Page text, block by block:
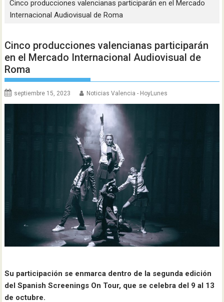
Cinco producciones valencianas participarán en el Mercado
Internacional Audiovisual de Roma
Cinco producciones valencianas participarán
en el Mercado Internacional Audiovisual de
Roma
septiembre 15, 2023 Noticias Valencia - HoyLunes
Su participación se enmarca dentro de la segunda edición
del Spanish Screenings On Tour, que se celebra del 9 al 13
de octubre.